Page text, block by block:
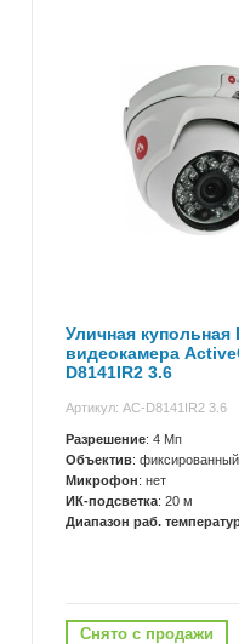
Уличная купольная
видеокамера
D8141IR2 3.6
Артикул: AC-D8141IR2 3.6
Разрешение: 4 Мп
Объектив: фиксированный
Микрофон: нет
ИК-подсветка: 20 м
Диапазон раб.
Снято с продажи